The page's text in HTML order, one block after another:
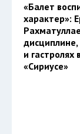
«Балет
характер»:
дисциплине,
и гастролях в
«Сириусе»